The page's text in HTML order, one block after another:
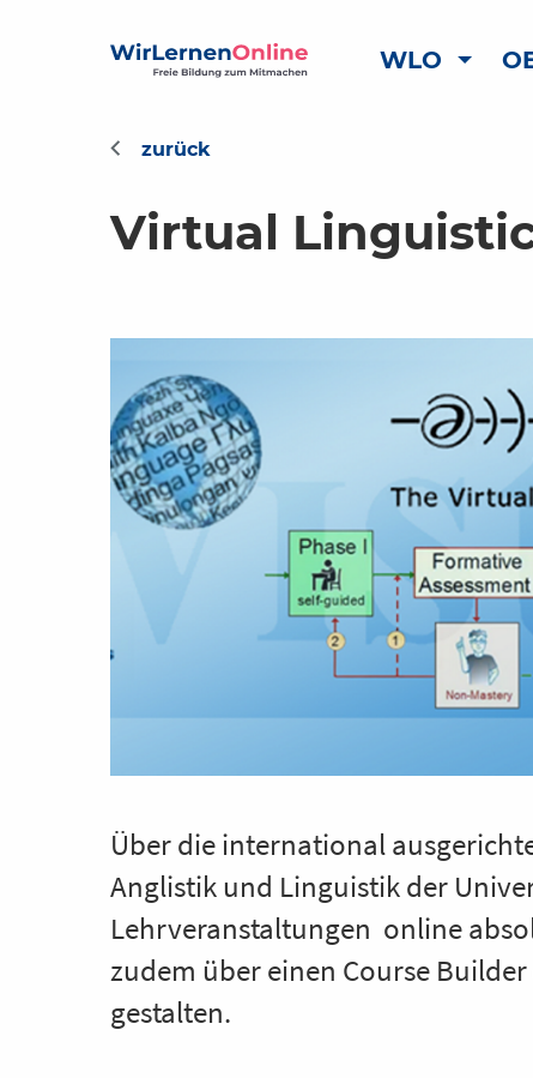
WLO
Virtual
Über die international
Anglistik und Linguistik der
Lehrveranstaltungen online
zudem über einen Course
gestalten.